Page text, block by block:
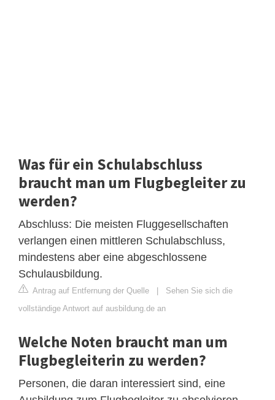
Was für ein Schulabschluss
braucht man um Flugbegleiter zu
werden?
Abschluss: Die meisten Fluggesellschaften
verlangen einen mittleren Schulabschluss,
mindestens aber eine abgeschlossene
Schulausbildung.
Antrag auf Entfernung der Quelle
Sehen Sie sich die
vollständige Antwort auf ausbildung.de an
Welche Noten braucht man um
Flugbegleiterin zu werden?
Personen, die daran interessiert sind, eine